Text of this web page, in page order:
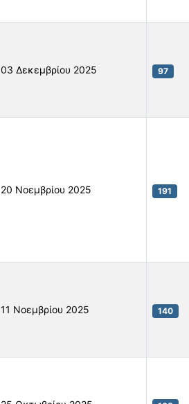
03 Δεκεμβρίου 2025 97
20 Νοεμβρίου 2025 191
11 Νοεμβρίου 2025 140